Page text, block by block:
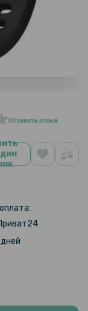
Оставить отзыв